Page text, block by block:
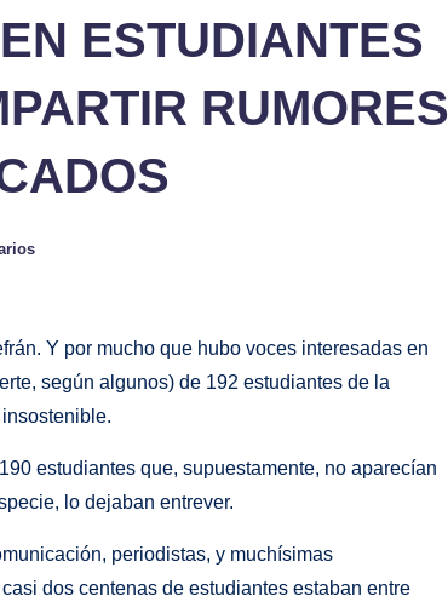
ESTUDIANTES
RUMORES
Y por mucho que hubo voces interesadas en
según algunos) de 192 estudiantes de la
estudiantes que, supuestamente, no aparecían
lo dejaban entrever.
periodistas, y muchísimas
dos centenas de estudiantes estaban entre